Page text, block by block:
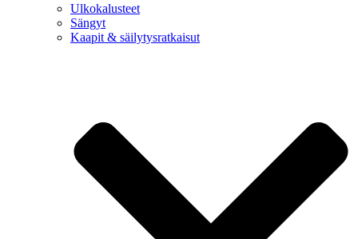
Ulkokalusteet
Sängyt
Kaapit & säilytysratkaisut